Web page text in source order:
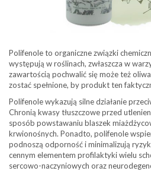
Polifenole to organiczne związki
występują w roślinach, zwłaszcza w
zawartością pochwalić się może też
zostać spełnione, by produkt ten
Polifenole wykazują silne działanie
Chronią kwasy tłuszczowe przed
sposób powstawaniu blaszek
krwionośnych. Ponadto, polifenole
podnoszą odporność i minimalizują
cennym elementem profilaktyki wielu
sercowo-naczyniowych oraz